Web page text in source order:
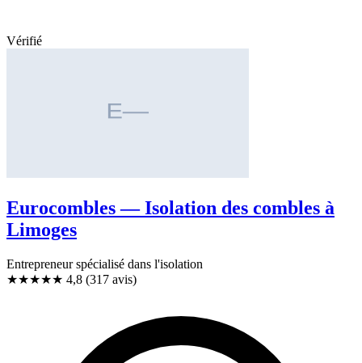
Vérifié
Eurocombles — Isolation des combles à
Limoges
Entrepreneur spécialisé dans l'isolation
★★★★★ 4,8 (317 avis)